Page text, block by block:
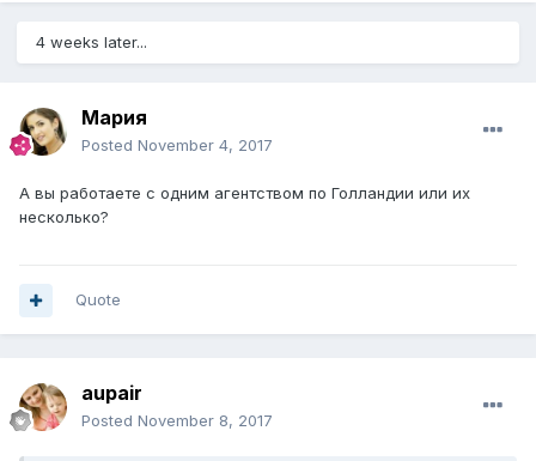
4 weeks later...
Мария
Posted November 4, 2017
А вы работаете с одним агентством по Голландии или их
несколько?
Quote
aupair
Posted November 8, 2017